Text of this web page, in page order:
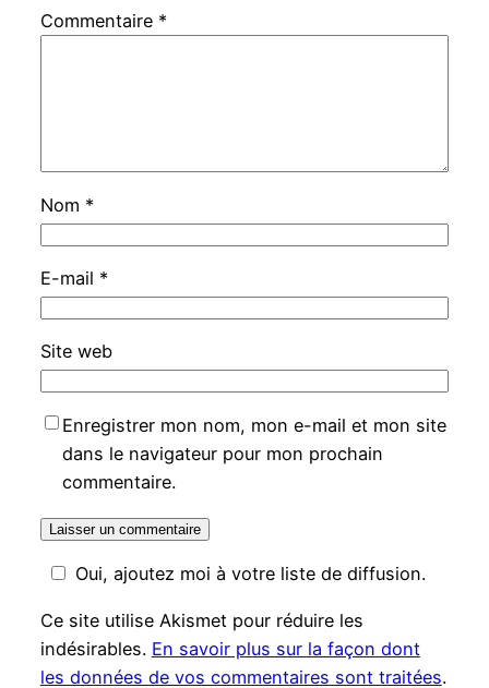
Commentaire *
Nom *
E-mail *
Site web
Enregistrer mon nom, mon e-mail et mon site
dans le navigateur pour mon prochain
commentaire.
Oui, ajoutez moi à votre liste de diffusion.
Ce site utilise Akismet pour réduire les
indésirables. En savoir plus sur la façon dont
les données de vos commentaires sont traitées.